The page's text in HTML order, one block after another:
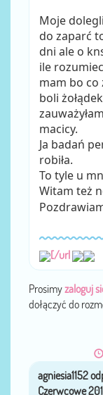
Moje
do zaparć
dni ale o
ile
mam bo co
boli
macicy.
Ja badań
robiła.
To tyle u
Witam też
[/url
Prosimyzaloguj
dołączyć do